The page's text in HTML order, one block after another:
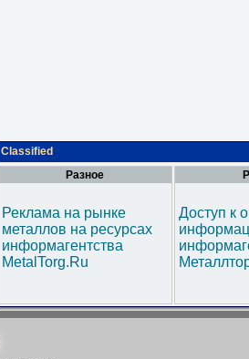
Classified
Разное
Реклама на рынке
металлов на ресурсах
информагентства
MetalTorg.Ru
Доступ к